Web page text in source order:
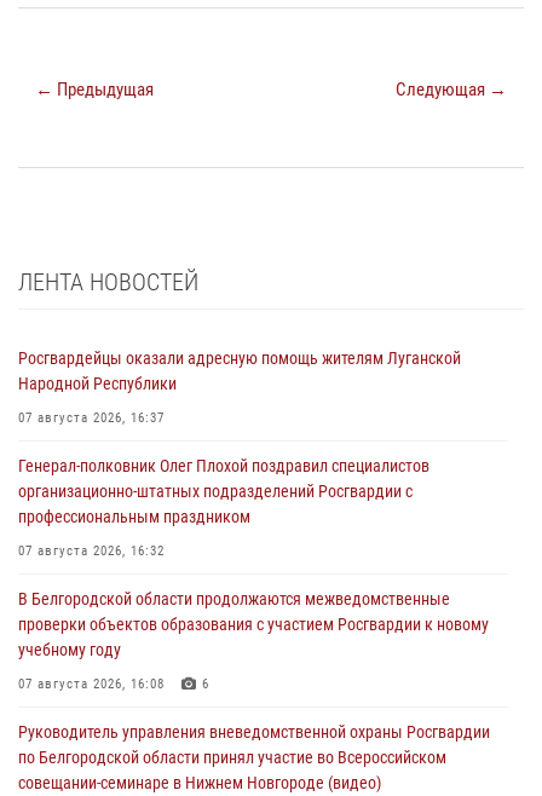
← Предыдущая Следующая →
ЛЕНТА НОВОСТЕЙ
Росгвардейцы оказали адресную помощь жителям Луганской
Народной Республики
07 августа 2026, 16:37
Генерал-полковник Олег Плохой поздравил специалистов
организационно-штатных подразделений Росгвардии с
профессиональным праздником
07 августа 2026, 16:32
В Белгородской области продолжаются межведомственные
проверки объектов образования с участием Росгвардии к новому
учебному году
07 августа 2026, 16:08 6
Руководитель управления вневедомственной охраны Росгвардии
по Белгородской области принял участие во Всероссийском
совещании-семинаре в Нижнем Новгороде (видео)